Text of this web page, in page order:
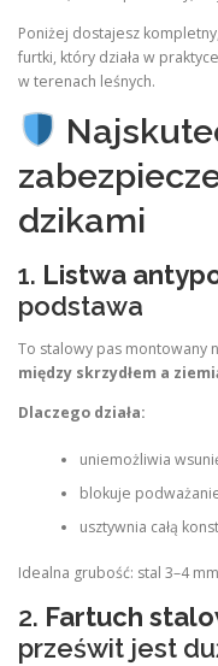
Poniżej dostajesz
furtki, który działa w
w terenach leśnych.
dzikami
1. Listwa
podstawa
To stalowy pas montowany
między skrzydłem a
Dlaczego działa:
uniemożliwia
blokuje
usztywnia całą
Idealna grubość: stal 3–4
2. Fartuch
prześwit jest